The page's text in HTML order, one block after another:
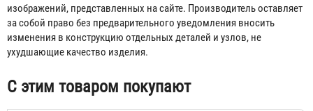
изображений, представленных на сайте. Производитель оставляет
за собой право без предварительного уведомления вносить
изменения в конструкцию отдельных деталей и узлов, не
ухудшающие качество изделия.
С этим товаром покупают